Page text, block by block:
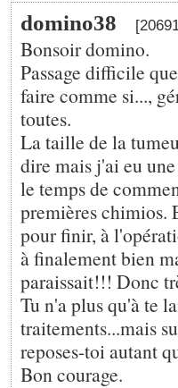
domino38
Bonsoir domino.
Passage difficile
faire comme si...,
toutes.
La taille de la
dire mais j'ai eu
le temps de
premières chimios.
pour finir, à
à finalement bien
paraissait!!! Donc
Tu n'a plus qu'à te
traitements...mais
reposes-toi autant
Bon courage.